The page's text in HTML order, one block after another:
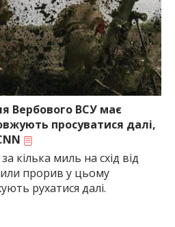
Вербового ВСУ має
просуватися далі,
кілька миль на схід від
прорив у цьому
рухатися далі.